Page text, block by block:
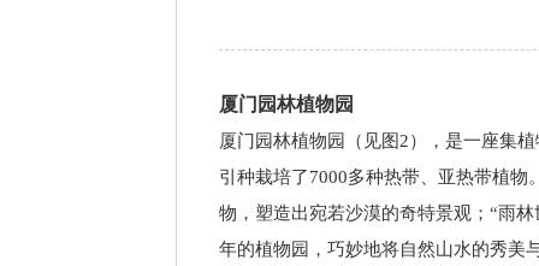
厦门园林植物园
厦门园林植物园（见图2），是一座集
引种栽培了7000多种热带、亚热带植
物，塑造出宛若沙漠的奇特景观；“雨
年的植物园，巧妙地将自然山水的秀美